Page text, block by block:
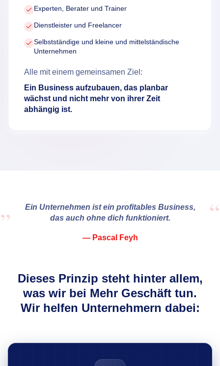
Experten, Berater und Trainer
Dienstleister und Freelancer
Selbstständige und kleine und mittelständische
Unternehmen
Alle mit einem gemeinsamen Ziel:
Ein Business aufzubauen, das planbar
wächst und nicht mehr von ihrer Zeit
abhängig ist.
„
Ein Unternehmen ist ein profitables Business,
das auch ohne dich funktioniert.
„
— Pascal Feyh
Dieses Prinzip steht hinter allem,
was wir bei Mehr Geschäft tun.
Wir helfen Unternehmern dabei: